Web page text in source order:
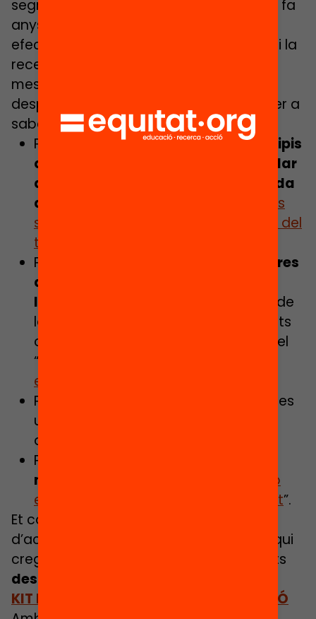
segregació escolar. Hi ha municipis que fa
anys que són referents en mesures
efectives contra la segregació escolar, i la
recerca recent apunta amb claredat a
mesures concretes que es poden
desplegar en la majoria de municipis. Per a
saber-ne més:
Pots consultar elllistat de 18 municipis
que han reduït la segregació escolar
de manera contundent i continuada
durant 12 anys
Vols
saber el grau de segregació escolar del
teu municipi?
Pots conèixer quines són les
6 mesures
d’urgència i les 6 mesures a mig i
llarg termini
que es proposem des de
la Fundació Bofill tant als Ajuntaments
com al Departament d’Educació en el
“
escolar davant la Covid-19
Pots consultar la infografia “6 mesures
urgents que pot impulsar el teu
ajuntament”
Pots consultar la
municipal
Combatre la segregació
escolar: de l’amenaça a l’oportunitat”.
Et convidem a difondre aquest kit
d’activista i compartir-lo amb tothom qui
creguis que li pot interessar. També pots
descarregar-lo complet aquí.
KIT D’ACTIVISTA PER LA DESEGREGACCIÓ